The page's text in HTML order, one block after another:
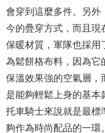
會穿到這麼多件。另外
今的疊穿方式，而且現
保暖材質，軍隊也採用
為鬆餅格布料，因為它
保溫效果強的空氣層，
是能夠輕鬆上身的基本
托車騎士來說就是最標
夠作為時尚配品的一環。